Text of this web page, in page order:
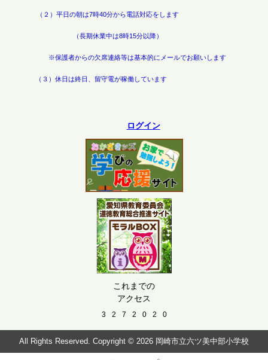
（２）平日の朝は7時40分から電話対応をします
（長期休業中は8時15分以降）
※保護者からの欠席連絡等は基本的にメールでお願いします
（３）休日は終日、留守電が稼働しています
ログイン
これまでの
アクセス
3 2 7 2 0 2 0
All Rights Reserved. Copyright © 2026 岡崎市立六ツ美中部小学校